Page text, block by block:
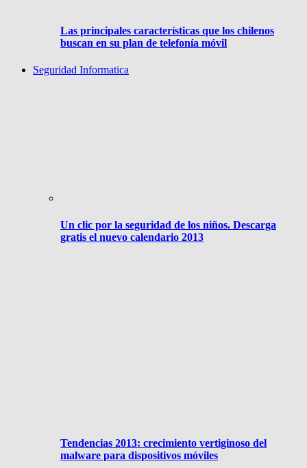
Las principales características que los chilenos
buscan en su plan de telefonía móvil
Seguridad Informatica
Un clic por la seguridad de los niños. Descarga
gratis el nuevo calendario 2013
Tendencias 2013: crecimiento vertiginoso del
malware para dispositivos móviles